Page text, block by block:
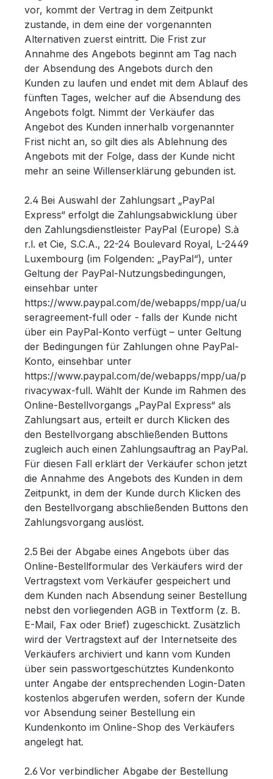
vor, kommt der Vertrag in dem Zeitpunkt
zustande, in dem eine der vorgenannten
Alternativen zuerst eintritt. Die Frist zur
Annahme des Angebots beginnt am Tag nach
der Absendung des Angebots durch den
Kunden zu laufen und endet mit dem Ablauf des
fünften Tages, welcher auf die Absendung des
Angebots folgt. Nimmt der Verkäufer das
Angebot des Kunden innerhalb vorgenannter
Frist nicht an, so gilt dies als Ablehnung des
Angebots mit der Folge, dass der Kunde nicht
mehr an seine Willenserklärung gebunden ist.
2.4 Bei Auswahl der Zahlungsart „PayPal
Express“ erfolgt die Zahlungsabwicklung über
den Zahlungsdienstleister PayPal (Europe) S.à
r.l. et Cie, S.C.A., 22-24 Boulevard Royal, L-2449
Luxembourg (im Folgenden: „PayPal“), unter
Geltung der PayPal-Nutzungsbedingungen,
einsehbar unter
https://www.paypal.com/de/webapps/mpp/ua/u
seragreement-full oder - falls der Kunde nicht
über ein PayPal-Konto verfügt – unter Geltung
der Bedingungen für Zahlungen ohne PayPal-
Konto, einsehbar unter
https://www.paypal.com/de/webapps/mpp/ua/p
rivacywax-full. Wählt der Kunde im Rahmen des
Online-Bestellvorgangs „PayPal Express“ als
Zahlungsart aus, erteilt er durch Klicken des
den Bestellvorgang abschließenden Buttons
zugleich auch einen Zahlungsauftrag an PayPal.
Für diesen Fall erklärt der Verkäufer schon jetzt
die Annahme des Angebots des Kunden in dem
Zeitpunkt, in dem der Kunde durch Klicken des
den Bestellvorgang abschließenden Buttons den
Zahlungsvorgang auslöst.
2.5 Bei der Abgabe eines Angebots über das
Online-Bestellformular des Verkäufers wird der
Vertragstext vom Verkäufer gespeichert und
dem Kunden nach Absendung seiner Bestellung
nebst den vorliegenden AGB in Textform (z. B.
E-Mail, Fax oder Brief) zugeschickt. Zusätzlich
wird der Vertragstext auf der Internetseite des
Verkäufers archiviert und kann vom Kunden
über sein passwortgeschütztes Kundenkonto
unter Angabe der entsprechenden Login-Daten
kostenlos abgerufen werden, sofern der Kunde
vor Absendung seiner Bestellung ein
Kundenkonto im Online-Shop des Verkäufers
angelegt hat.
2.6 Vor verbindlicher Abgabe der Bestellung